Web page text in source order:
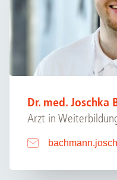
Dr. med. Joschka
Arzt in